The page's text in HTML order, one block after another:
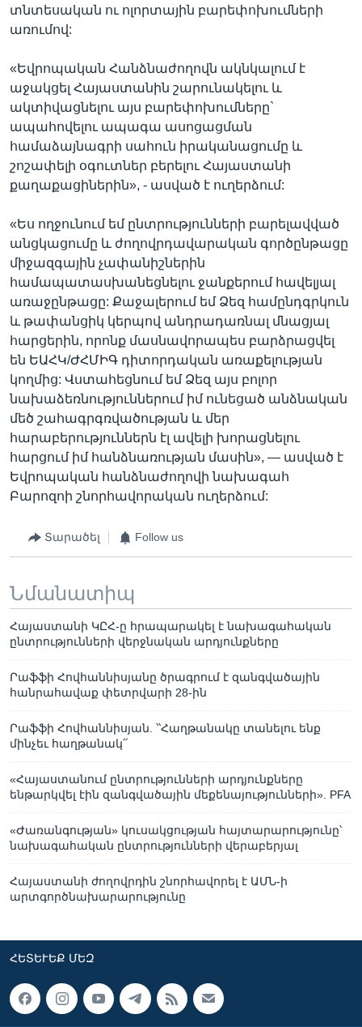
տնտեսական ու ոլորտային բարեփոխումների
առումով:
«Եվրոպական Հանձնաժողովն ակնկալում է
աջակցել Հայաստանին շարունակելու և
ակտիվացնելու այս բարեփոխումները`
ապահովելու ապագա ասոցացման
համաձայնագրի սահուն իրականացումը և
շոշափելի օգուտներ բերելու Հայաստանի
քաղաքացիներին», - ասված է ուղերձում:
«Ես ողջունում եմ ընտրությունների բարելավված
անցկացումը և ժողովրդավարական գործընթացը
միջազգային չափանիշներին
համապատասխանեցնելու ջանքերում հավելյալ
առաջընթացը: Քաջալերում եմ Ձեզ համընդգրկուն
և թափանցիկ կերպով անդրադառնալ մնացյալ
հարցերին, որոնք մասնավորապես բարձրացվել
են ԵԱՀԿ/ԺՀՄԻԳ դիտորդական առաքելության
կողմից: Վստահեցնում եմ Ձեզ այս բոլոր
նախաձեռնություններում իմ ունեցած անձնական
մեծ շահագրգռվածության և մեր
հարաբերություններն էլ ավելի խորացնելու
հարցում իմ հանձնառության մասին», — ասված է
Եվրոպական հանձնաժողովի նախագահ
Բարոզոի շնորհավորական ուղերձում:
Տարածել Follow us
Նմանատիպ
Հայաստանի ԿԸՀ-ը հրապարակել է նախագահական
ընտրությունների վերջնական արդյունքները
Րաֆֆի Հովհաննիսյանը ծրագրում է զանգվածային
հանրահավաք փետրվարի 28-ին
Րաֆֆի Հովհաննիսյան. ՝՝Հաղթանակը տանելու ենք
մինչեւ հաղթանակ՛՛
«Հայաստանում ընտրությունների արդյունքները
ենթարկվել էին զանգվածային մեքենայությունների». PFA
«Ժառանգության» կուսակցության հայտարարությունը՝
նախագահական ընտրությունների վերաբերյալ
Հայաստանի ժողովրդին շնորհավորել է ԱՄՆ-ի
արտգործնախարարությունը
ՀԵՏԵՒԵՔ ՄԵԶ